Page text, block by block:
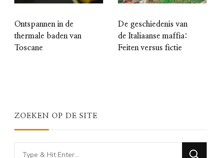
Ontspannen in de
thermale baden van
Toscane
De geschiedenis van
de Italiaanse maffia:
Feiten versus fictie
ZOEKEN OP DE SITE
Looking